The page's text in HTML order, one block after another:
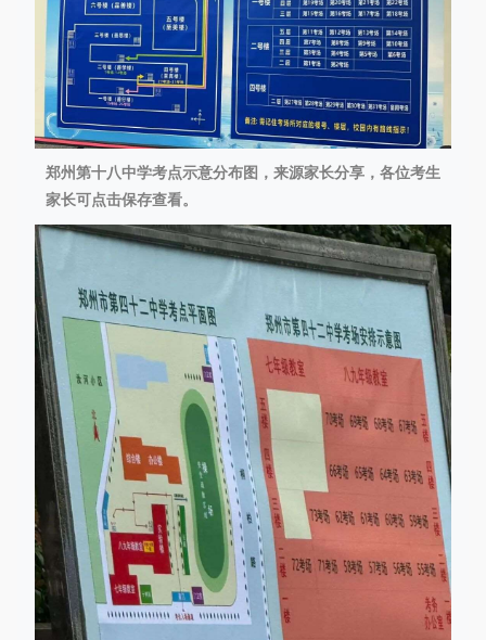
郑州第十八中学考点示意分布图，来源家长分享，各位考生
家长可点击保存查看。